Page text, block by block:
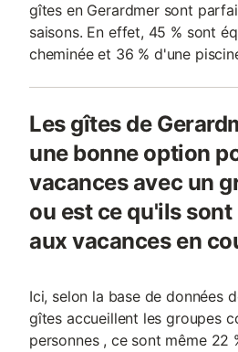
gîtes en Gerardmer sont
saisons. En effet, 45 % sont
cheminée et 36 % d'une
Les gîtes de
une bonne option
vacances avec un
ou est ce qu'ils
aux vacances en
Ici, selon la base de données
gîtes accueillent les groupes
personnes , ce sont même 22